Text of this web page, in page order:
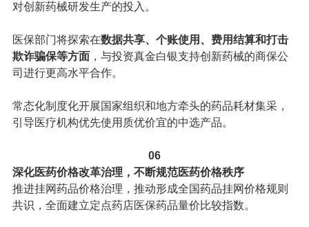
对创新药械研发生产的投入。
医保部门将探索在数据共享、个账使用、费用结算和打击
欺诈骗保等方面，与投资真金白银支持创新药械的商保公
司进行更高水平合作。
常态化制度化开展国家组织和地方牵头的药品耗材集采，
引导医疗机构优先使用质优价宜的中选产品。
06
深化医药价格改革治理，不断规范医药价格秩序
推进挂网药品价格治理，推动形成全国药品挂网价格规则
共识，全面建立定点药店医保药品量价比较指数。